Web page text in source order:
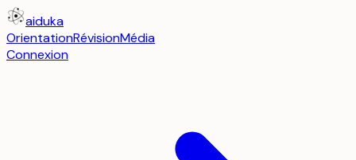
aiduka
OrientationRévisionMédia
Connexion